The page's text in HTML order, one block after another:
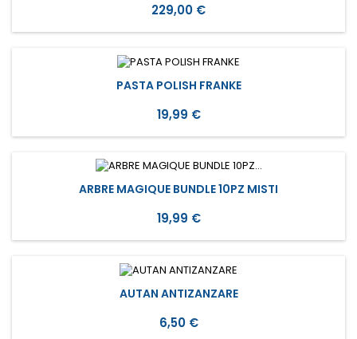
Prezzo
229,00 €
PASTA POLISH FRANKE
Prezzo
19,99 €
ARBRE MAGIQUE BUNDLE 10PZ MISTI
Prezzo
19,99 €
AUTAN ANTIZANZARE
Prezzo
6,50 €